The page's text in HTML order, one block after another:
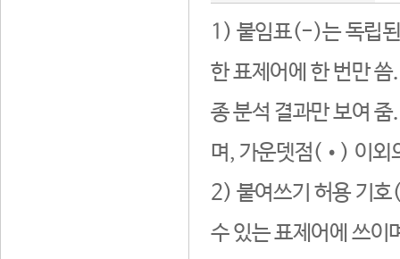
1) 붙임표(-)는 독립된
한 표제어에 한 번만
종 분석 결과만 보여
며, 가운뎃점(•) 이외
2) 붙여쓰기 허용 기호
수 있는 표제어에 쓰이